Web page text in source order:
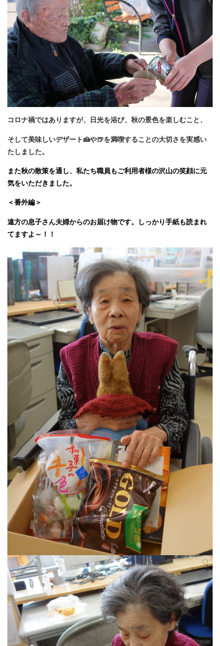
コロナ禍ではありますが、日光を浴び、秋の景色を楽しむこと、
そして美味しいデザート🍰や🍺を満喫することの大切さを実感い
たしました。
また秋の散策を通し、私たち職員もご利用者様の沢山の笑顔に元
気をいただきました。
＜番外編＞
遠方の息子さん夫婦からのお届け物です。しっかり手紙も読まれ
てますよ～！！